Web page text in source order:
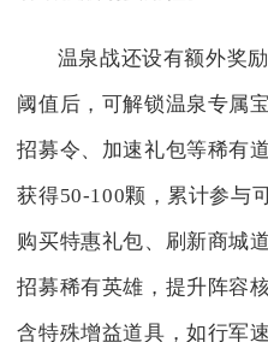
温泉战还设有额外奖
阈值后，可解锁温泉专属
招募令、加速礼包等稀有
获得50-100颗，累计参与
购买特惠礼包、刷新商城
招募稀有英雄，提升阵容
含特殊增益道具，如行军